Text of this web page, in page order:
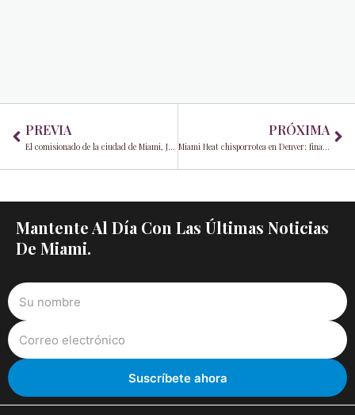
PREVIA
El comisionado de la ciudad de Miami, Joe Carollo, declarado culpable y responsable de 63 millones en daños
PRÓXIMA
Miami Heat chisporrotea en Denver: finales de la NBA empatando 1-1
Mantente Al Día Con Las Últimas Noticias
De Miami.